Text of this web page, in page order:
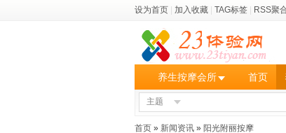
设为首页 加入收藏 TAG标签 RSS聚
养生按摩会所 首页
主题
首页 » 新闻资讯 » 阳光附丽按摩